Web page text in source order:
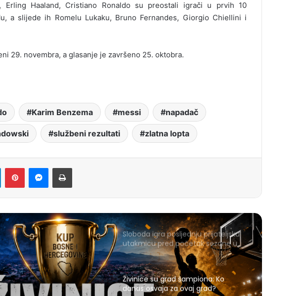
Erling Haaland, Cristiano Ronaldo su preostali igrači u prvih 10
a slijede ih Romelu Lukaku, Bruno Fernandes, Giorgio Chiellini i
29. novembra, a glasanje je završeno 25. oktobra.
Karim Benzema messi napadač
službeni rezultati zlatna lopta
Sloboda igra posljednju prijateljsku
utakmicu pred početak sezone u
Gračanici
Živinice su grad šampiona: Ko
danas osvaja za ovaj grad?